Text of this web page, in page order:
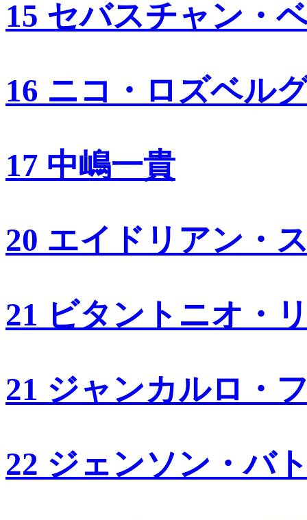
15 セバスチャン・
16 ニコ・ロズベル
17 中嶋一貴
20 エイドリアン・
21 ビタントニオ・
21 ジャンカルロ・
22 ジェンソン・バ